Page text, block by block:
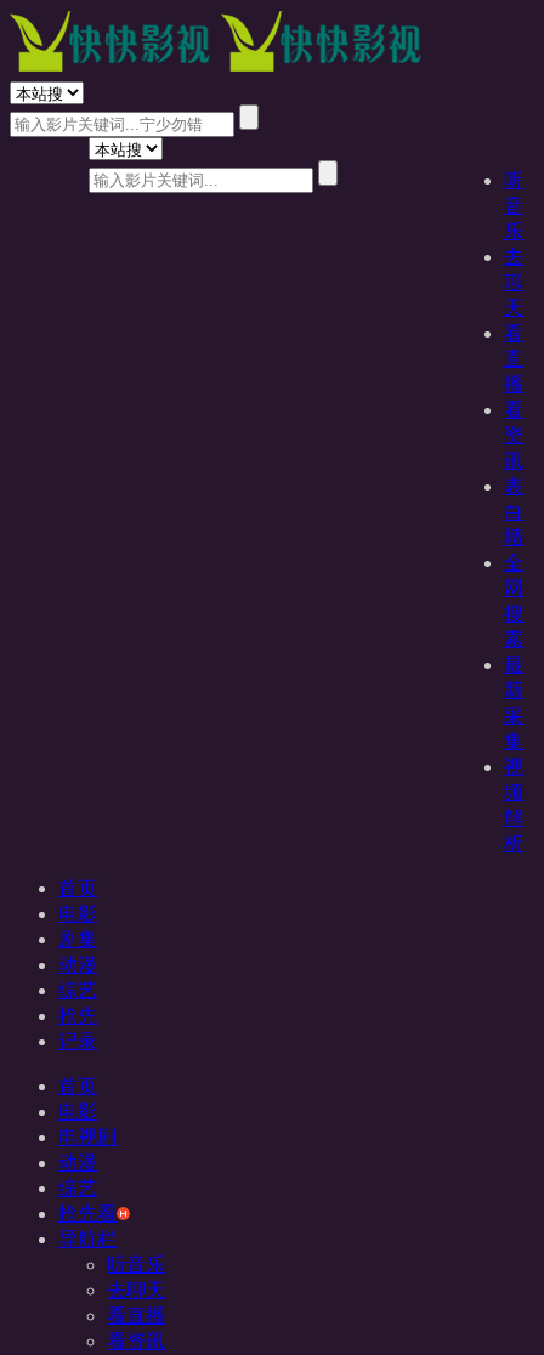
听
音
乐
去
聊
天
看
直
播
看
资
讯
表
白
墙
全
网
搜
索
最
新
采
集
视
频
解
析
首页
电影
剧集
动漫
综艺
抢先
记录
首页
电影
电视剧
动漫
综艺
抢先看
导航栏
听音乐
去聊天
看直播
看资讯